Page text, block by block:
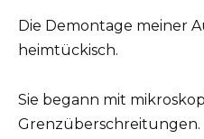
Die Demontage meiner
heimtückisch.
Sie begann mit
Grenzüberschreitungen.